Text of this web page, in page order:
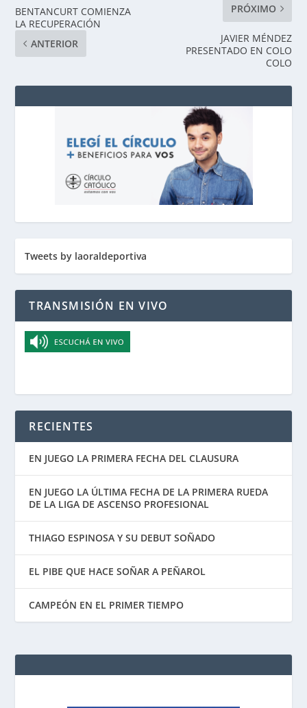
BENTANCURT COMIENZA
LA RECUPERACIÓN
ANTERIOR
PRÓXIMO
JAVIER MÉNDEZ
PRESENTADO EN COLO
COLO
Tweets by laoraldeportiva
TRANSMISIÓN EN VIVO
RECIENTES
EN JUEGO LA PRIMERA FECHA DEL CLAUSURA
EN JUEGO LA ÚLTIMA FECHA DE LA PRIMERA RUEDA
DE LA LIGA DE ASCENSO PROFESIONAL
THIAGO ESPINOSA Y SU DEBUT SOÑADO
EL PIBE QUE HACE SOÑAR A PEÑAROL
CAMPEÓN EN EL PRIMER TIEMPO